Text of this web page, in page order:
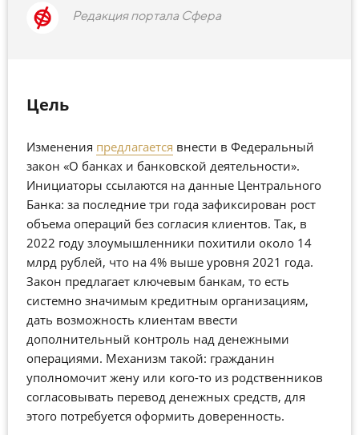
Редакция портала Сфера
Цель
Изменения предлагается внести в Федеральный
закон «О банках и банковской деятельности».
Инициаторы ссылаются на данные Центрального
Банка: за последние три года зафиксирован рост
объема операций без согласия клиентов. Так, в
2022 году злоумышленники похитили около 14
млрд рублей, что на 4% выше уровня 2021 года.
Закон предлагает ключевым банкам, то есть
системно значимым кредитным организациям,
дать возможность клиентам ввести
дополнительный контроль над денежными
операциями. Механизм такой: гражданин
уполномочит жену или кого-то из родственников
согласовывать перевод денежных средств, для
этого потребуется оформить доверенность.